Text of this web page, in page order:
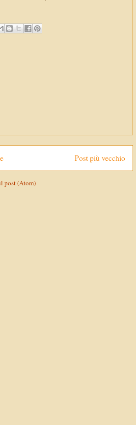
Post più vecchio
post (Atom)